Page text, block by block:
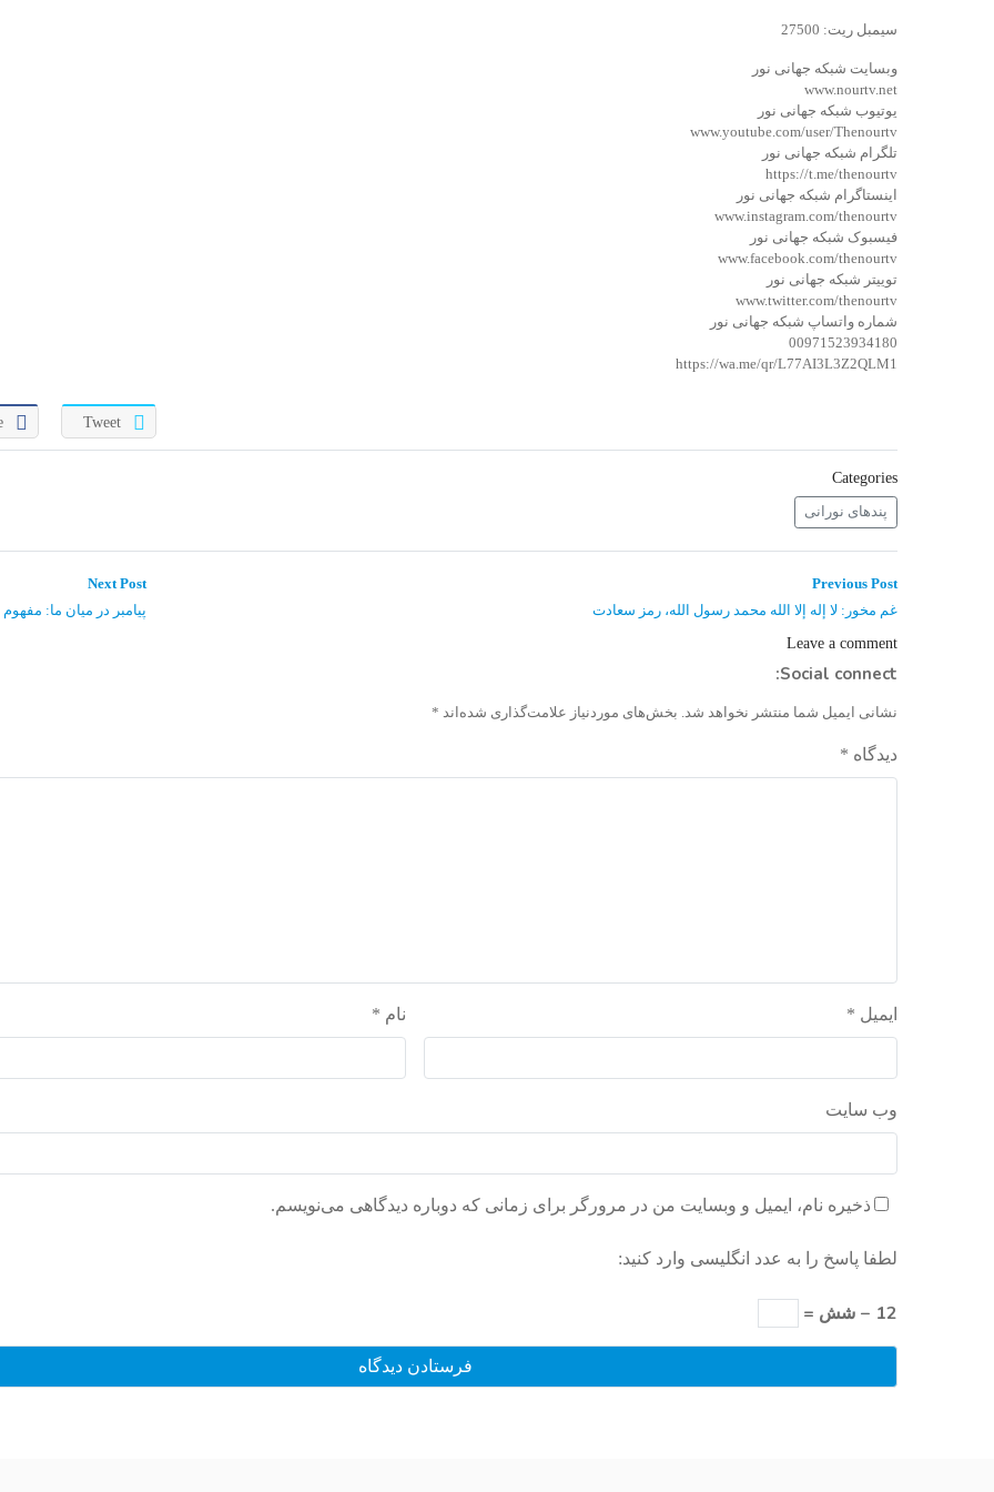
سیمبل ریت: 27500
وبسایت شبکه جهانی نور
www.nourtv.net
یوتیوب شبکه جهانی نور
www.youtube.com/user/Thenourtv
تلگرام شبکه جهانی نور
https://t.me/thenourtv
اینستاگرام شبکه جهانی نور
www.instagram.com/thenourtv
فیسبوک شبکه جهانی نور
www.facebook.com/thenourtv
توییتر شبکه جهانی نور
www.twitter.com/thenourtv
شماره واتساپ شبکه جهانی نور
00971523934180
https://wa.me/qr/L77AI3L3Z2QLM1
Tweet
Categories
پندهای نورانی
راهبری
نوشته
Previous Post
Previous
غم مخور: لا إله إلا الله محمد رسول الله، رمز سعادت
Next Post
Next
پیامبر در میان ما: مفهوم
Leave a comment
Social connect:
نشانی ایمیل شما منتشر نخواهد شد. بخش‌های موردنیاز علامت‌گذاری شده‌اند *
دیدگاه *
نام * ایمیل *
وب‌ سایت
ذخیره نام، ایمیل و وبسایت من در مرورگر برای زمانی که دوباره دیدگاهی می‌نویسم.
لطفا پاسخ را به عدد انگلیسی وارد کنید:
12 − شش =